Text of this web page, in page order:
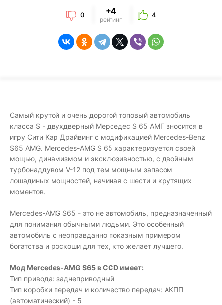
0 +4
рейтинг
4
Самый крутой и очень дорогой топовый автомобиль
класса S - двухдверный Мерседес S 65 АМГ вносится в
игру Сити Кар Драйвинг с модификацией Mercedes-Benz
S65 AMG. Mercedes-AMG S 65 характеризуется своей
мощью, динамизмом и эксклюзивностью, с двойным
турбонаддувом V-12 под тем мощным запасом
лошадиных мощностей, начиная с шести и крутящих
моментов.
Mercedes-AMG S65 - это не автомобиль, предназначенный
для понимания обычными людьми. Это особенный
автомобиль с неоправданно показным примером
богатства и роскоши для тех, кто желает лучшего.
Мод Mercedes-AMG S65 в CCD имеет:
Тип привода: заднеприводный
Тип коробки передач и количество передач: АКПП
(автоматический) - 5